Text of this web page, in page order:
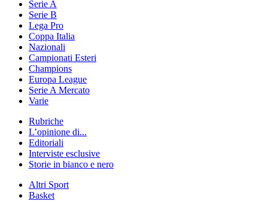
Serie A
Serie B
Lega Pro
Coppa Italia
Nazionali
Campionati Esteri
Champions
Europa League
Serie A Mercato
Varie
Rubriche
L’opinione di...
Editoriali
Interviste esclusive
Storie in bianco e nero
Altri Sport
Basket